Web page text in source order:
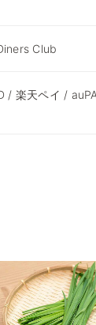
Club
/ 楽天ペイ /